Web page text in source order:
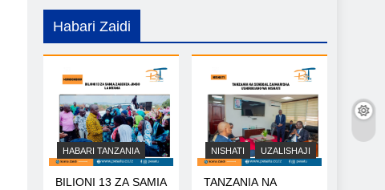
Habari Zaidi
HABARI TANZANIA
BILIONI 13 ZA SAMIA
NISHATI UZALISHAJI
TANZANIA NA